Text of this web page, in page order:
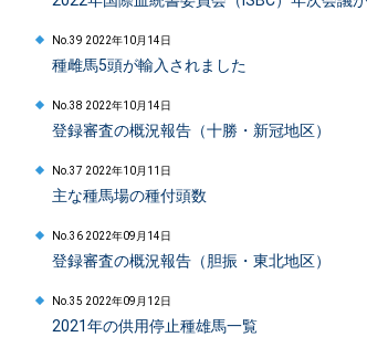
No.39 2022年10月14日
種雌馬5頭が輸入されました
No.38 2022年10月14日
登録審査の概況報告（十勝・新冠地区）
No.37 2022年10月11日
主な種馬場の種付頭数
No.36 2022年09月14日
登録審査の概況報告（胆振・東北地区）
No.35 2022年09月12日
2021年の供用停止種雄馬一覧